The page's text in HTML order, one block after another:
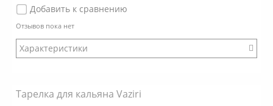
Добавить к сравнению
Отзывов пока нет
Характеристики
Тарелка для кальяна Vaziri